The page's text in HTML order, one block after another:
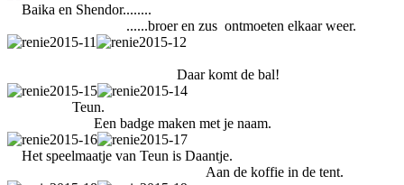
Baika en Shendor........
......broer en zus ontmoeten elkaar weer.
Daar komt de bal!
Teun.
Een badge maken met je naam.
Het speelmaatje van Teun is Daantje.
Aan de koffie in de tent.